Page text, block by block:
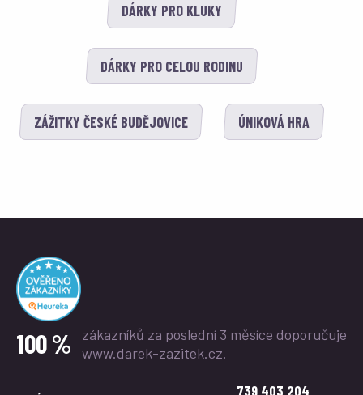
DÁRKY PRO KLUKY
DÁRKY PRO CELOU RODINU
ZÁŽITKY ČESKÉ BUDĚJOVICE ÚNIKOVÁ HRA
100 % zákazníků za poslední 3 měsíce doporučuje
www.darek-zazitek.cz.
739 403 204